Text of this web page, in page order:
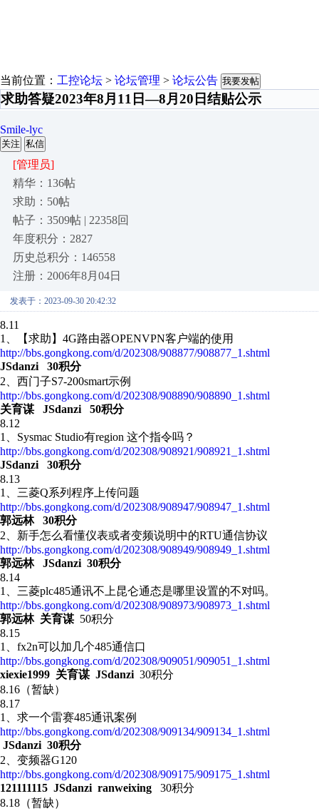
当前位置： 工控论坛 > 论坛管理 > 论坛公告 我要发帖
求助答疑2023年8月11日—8月20日结贴公示
Smile-lyc
关注 私信
[管理员]
精华：136帖
求助：50帖
帖子：3509帖 | 22358回
年度积分：2827
历史总积分：146558
注册：2006年8月04日
发表于：2023-09-30 20:42:32
8.11
1、【求助】4G路由器OPENVPN客户端的使用
http://bbs.gongkong.com/d/202308/908877/908877_1.shtml
JSdanzi 30积分
2、西门子S7-200smart示例
http://bbs.gongkong.com/d/202308/908890/908890_1.shtml
关育谋
JSdanzi 50积分
8.12
1、Sysmac Studio有region 这个指令吗？
http://bbs.gongkong.com/d/202308/908921/908921_1.shtml
JSdanzi 30积分
8.13
1、三菱Q系列程序上传问题
http://bbs.gongkong.com/d/202308/908947/908947_1.shtml
郭远林 30积分
2、新手怎么看懂仪表或者变频说明中的RTU通信协议
http://bbs.gongkong.com/d/202308/908949/908949_1.shtml
郭远林 JSdanzi 30积分
8.14
1、 三菱plc485通讯不上昆仑通态是哪里设置的不对吗。
http://bbs.gongkong.com/d/202308/908973/908973_1.shtml
郭远林 关育谋50积分
8.15
1、fx2n可以加几个485通信口
http://bbs.gongkong.com/d/202308/909051/909051_1.shtml
xiexie1999 关育谋 JSdanzi 30积分
8.16（暂缺）
8.17
1、求一个雷赛485通讯案例
http://bbs.gongkong.com/d/202308/909134/909134_1.shtml
JSdanzi 30积分
2、变频器G120
http://bbs.gongkong.com/d/202308/909175/909175_1.shtml
121111115 JSdanzi ranweixing 30积分
8.18（暂缺）